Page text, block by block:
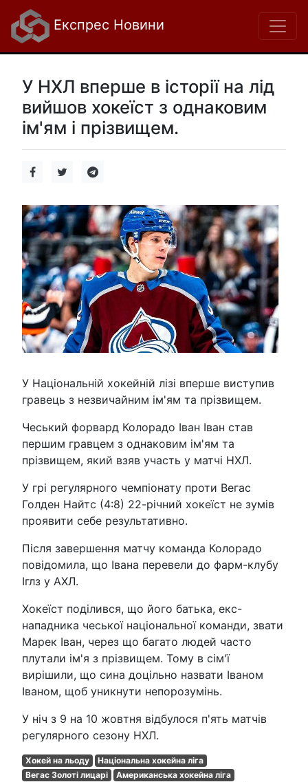
Експрес Новини
У НХЛ вперше в історії на лід
вийшов хокеїст з однаковим
ім'ям і прізвищем.
У Національній хокейній лізі вперше виступив
гравець з незвичайним ім'ям та прізвищем.
Чеський форвард Колорадо Іван Іван став
першим гравцем з однаковим ім'ям та
прізвищем, який взяв участь у матчі НХЛ.
У грі регулярного чемпіонату проти Вегас
Голден Найтс (4:8) 22-річний хокеїст не зумів
проявити себе результативно.
Після завершення матчу команда Колорадо
повідомила, що Івана перевели до фарм-клубу
Іглз у АХЛ.
Хокеїст поділився, що його батька, екс-
нападника чеської національної команди, звати
Марек Іван, через що багато людей часто
плутали ім'я з прізвищем. Тому в сім'ї
вирішили, що сина доцільно назвати Іваном
Іваном, щоб уникнути непорозумінь.
У ніч з 9 на 10 жовтня відбулося п'ять матчів
регулярного сезону НХЛ.
Хокей на льоду
Національна хокейна ліга
Вегас Золоті лицарі
Американська хокейна ліга